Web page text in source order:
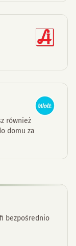
również
domu za
bezpośrednio